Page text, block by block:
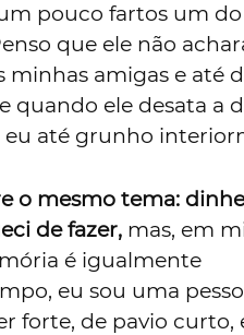
pouco fartos um
que ele não
minhas amigas e até
quando ele desata a
eu até grunho
o mesmo tema:
de fazer, mas, em
é igualmente
eu sou uma
forte, de pavio curto,